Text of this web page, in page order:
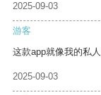
2025-09-03
游客
这款app就像我的私
2025-09-03